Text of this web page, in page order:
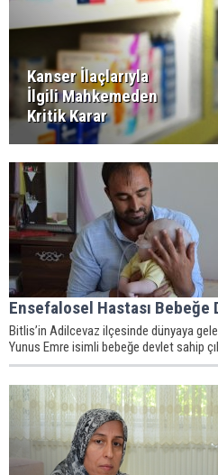
Kanser İlaçlarıyla
İlgili Mahkemeden
Kritik Karar
Ensefalosel Hastası Bebeğe
Bitlis’in Adilcevaz ilçesinde dünyaya
Yunus Emre isimli bebeğe devlet sahip